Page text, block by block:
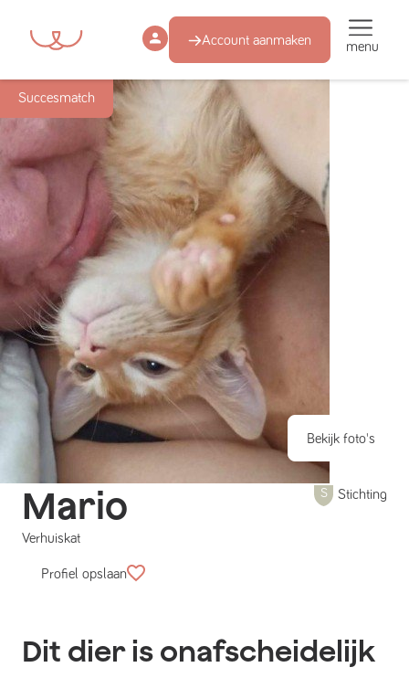
Account aanmaken menu
Succesmatch
Bekijk foto's
Mario
Verhuiskat
Stichting
Profiel opslaan
Dit dier is onafscheidelijk